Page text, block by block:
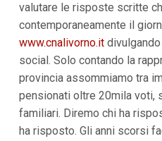
n
c
p
a
e
V
a
i
i
valutare le risposte scritte
contemporaneamente il
www.cnalivorno.itdivulgando
social. Solo contando la
provincia assommiamo tra
pensionati oltre 20mila voti,
familiari. Diremo chi ha
ha risposto. Gli anni scorsi